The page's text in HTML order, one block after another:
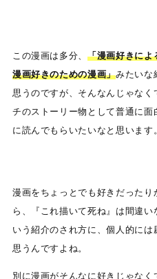
この漫画は多分、「漫画好きによ
漫画好きのための漫画」みたいな
思うのですが、そんなんじゃな
チのストーリー物として普通に
に読んでもらいたいなと思います。
漫画をちょっとでも好きだった
ら、『これ描いて死ね』は間違
いう紹介のされ方に、個人的に
思うんですよね。
別に漫画がそんなに好きじゃなく